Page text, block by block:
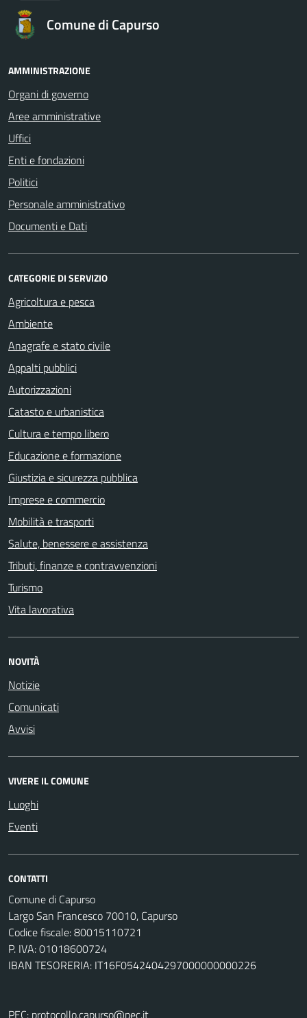
Comune di Capurso
AMMINISTRAZIONE
Organi di governo
Aree amministrative
Uffici
Enti e fondazioni
Politici
Personale amministrativo
Documenti e Dati
CATEGORIE DI SERVIZIO
Agricoltura e pesca
Ambiente
Anagrafe e stato civile
Appalti pubblici
Autorizzazioni
Catasto e urbanistica
Cultura e tempo libero
Educazione e formazione
Giustizia e sicurezza pubblica
Imprese e commercio
Mobilità e trasporti
Salute, benessere e assistenza
Tributi, finanze e contravvenzioni
Turismo
Vita lavorativa
NOVITÀ
Notizie
Comunicati
Avvisi
VIVERE IL COMUNE
Luoghi
Eventi
CONTATTI
Comune di Capurso
Largo San Francesco 70010, Capurso
Codice fiscale: 80015110721
P. IVA: 01018600724
IBAN TESORERIA: IT16F0542404297000000000226
PEC: protocollo.capurso@pec.it